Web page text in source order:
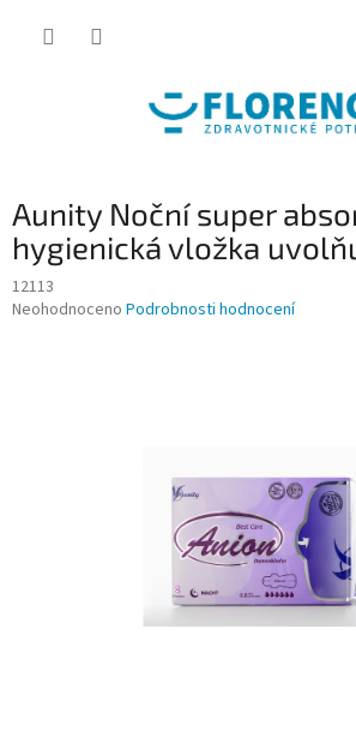
Aunity Noční super
hygienická vložka
12113
Průměrné
Neohodnoceno Podrobnosti hodnocení